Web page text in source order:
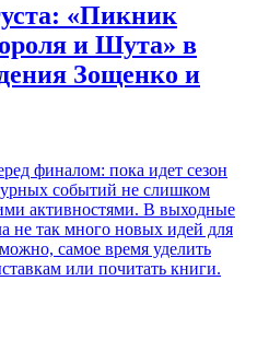
«Пикник
и Шута» в
Зощенко и
финалом: пока идет сезон
событий не слишком
активностями. В выходные
не так много новых идей для
самое время уделить
или почитать книги.